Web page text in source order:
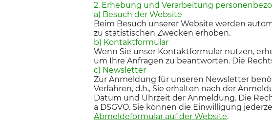
2. Erhebung und Verarbeitung
a) Besuch der Website
Beim Besuch unserer Website werden
zu statistischen Zwecken erhoben.
b) Kontaktformular
Wenn Sie unser Kontaktformular nutzen,
um Ihre Anfragen zu beantworten. Die
c) Newsletter
Zur Anmeldung für unseren Newsletter
Verfahren, d.h., Sie erhalten nach der
Datum und Uhrzeit der Anmeldung. Die
a DSGVO. Sie können die Einwilligung
Abmeldeformular auf der Website.